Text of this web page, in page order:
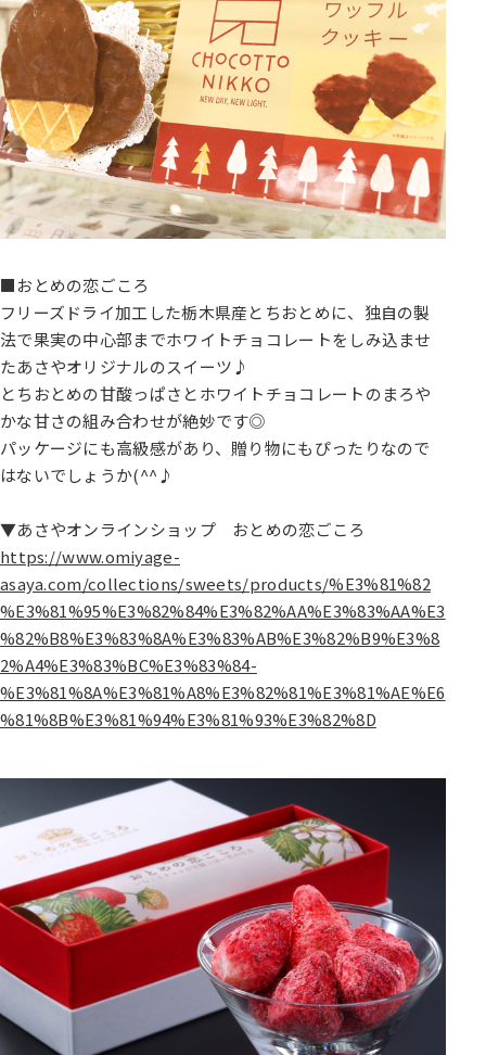
■おとめの恋ごころ
フリーズドライ加工した栃木県産とちおとめに、独自の製
法で果実の中心部までホワイトチョコレートをしみ込ませ
たあさやオリジナルのスイーツ♪
とちおとめの甘酸っぱさとホワイトチョコレートのまろや
かな甘さの組み合わせが絶妙です◎
パッケージにも高級感があり、贈り物にもぴったりなので
はないでしょうか(^^♪
▼あさやオンラインショップ おとめの恋ごころ
https://www.omiyage-
asaya.com/collections/sweets/products/%E3%81%82
%E3%81%95%E3%82%84%E3%82%AA%E3%83%AA%E3
%82%B8%E3%83%8A%E3%83%AB%E3%82%B9%E3%8
2%A4%E3%83%BC%E3%83%84-
%E3%81%8A%E3%81%A8%E3%82%81%E3%81%AE%E6
%81%8B%E3%81%94%E3%81%93%E3%82%8D